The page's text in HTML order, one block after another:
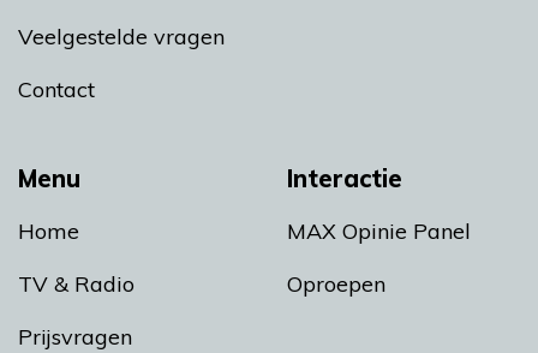
Menu
Home
TV & Radio
Prijsvragen
Interactie
MAX Opinie Panel
Oproepen
Veelgestelde vragen
Contact